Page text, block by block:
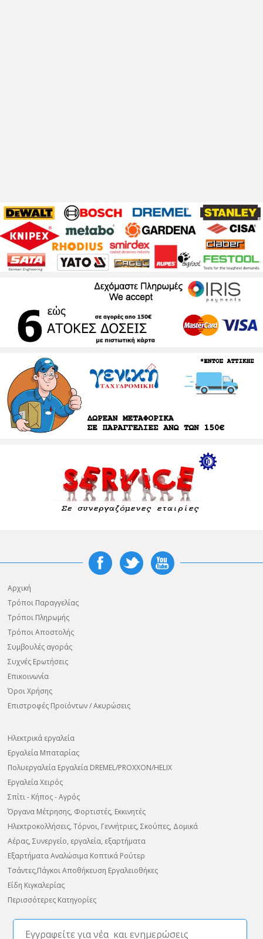
Αρχική
Τρόποι Παραγγελίας
Τρόποι Πληρωμής
Τρόποι Αποστολής
Συμβουλές αγοράς
Συχνές Ερωτήσεις
Επικοινωνία
Όροι Χρήσης
Επιστροφές Προϊόντων / Ακυρώσεις
Ηλεκτρικά εργαλεία
Εργαλεία Μπαταρίας
Πολυεργαλεία Εργαλεία DREMEL/PROXXON/HELIX
Εργαλεία Χειρός
Σπίτι - Κήπος - Αγρός
Όργανα Μέτρησης, Φορτιστές, Εκκινητές
Ηλεκτροκολλήσεις, Τόρνοι, Γεννήτριες, Σκούπες, Δομικά
Αέρας, Συνεργείο, εργαλεία, εξαρτήματα
Εξαρτήματα Αναλώσιμα Κοπτικά Ρούτερ
Τσάντες,Πάγκοι Αποθήκευση Εργαλειοθήκες
Είδη Κιγκαλερίας
Περισσότερες Κατηγορίες